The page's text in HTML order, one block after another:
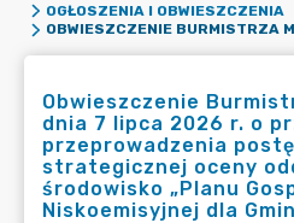
OGŁOSZENIA I OBWIESZCZENIA
Obwieszczenie
dnia 7 lipca 2026 r. o
przeprowadzenia
strategicznej oceny
środowisko „Planu
Niskoemisyjnej dla